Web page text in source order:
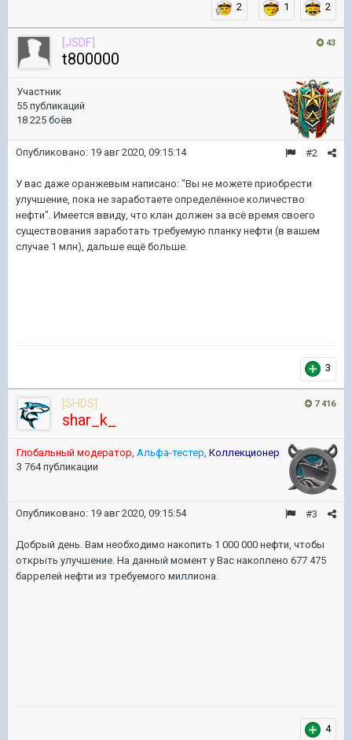
2 1 2
43
[JSDF]
t800000
Участник
55 публикаций
18 225 боёв
#2
Опубликовано: 19 авг 2020, 09:15:14
У вас даже оранжевым написано: "Вы не можете приобрести
улучшение, пока не заработаете определённое количество
нефти". Имеется ввиду, что клан должен за всё время своего
существования заработать требуемую планку нефти (в вашем
случае 1 млн), дальше ещё больше.
3
7 416
[SHDS]
shar_k_
Глобальный модератор, Альфа-тестер, Коллекционер
3 764 публикации
#3
Опубликовано: 19 авг 2020, 09:15:54
Добрый день. Вам необходимо накопить 1 000 000 нефти, чтобы
открыть улучшение. На данный момент у Вас накоплено 677 475
баррелей нефти из требуемого миллиона.
4